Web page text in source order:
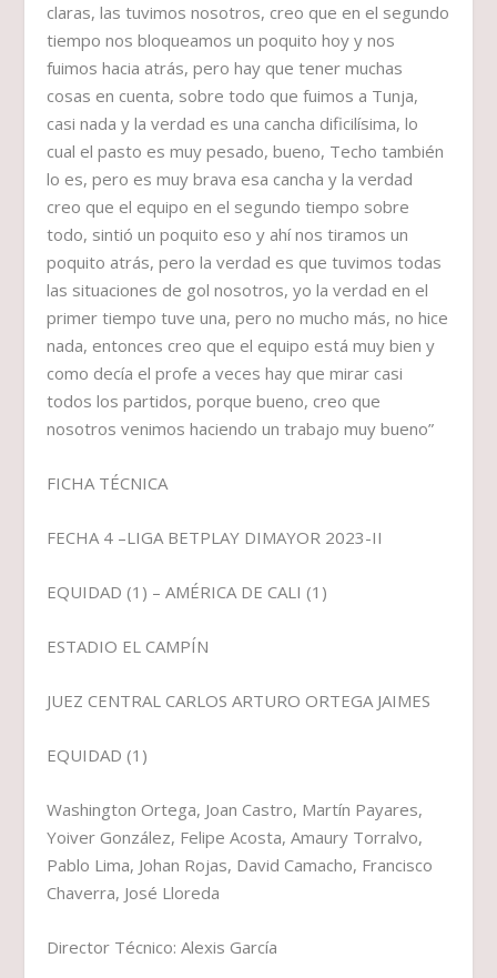
claras, las tuvimos nosotros, creo que en el segundo
tiempo nos bloqueamos un poquito hoy y nos
fuimos hacia atrás, pero hay que tener muchas
cosas en cuenta, sobre todo que fuimos a Tunja,
casi nada y la verdad es una cancha dificilísima, lo
cual el pasto es muy pesado, bueno, Techo también
lo es, pero es muy brava esa cancha y la verdad
creo que el equipo en el segundo tiempo sobre
todo, sintió un poquito eso y ahí nos tiramos un
poquito atrás, pero la verdad es que tuvimos todas
las situaciones de gol nosotros, yo la verdad en el
primer tiempo tuve una, pero no mucho más, no hice
nada, entonces creo que el equipo está muy bien y
como decía el profe a veces hay que mirar casi
todos los partidos, porque bueno, creo que
nosotros venimos haciendo un trabajo muy bueno”
FICHA TÉCNICA
FECHA 4 –LIGA BETPLAY DIMAYOR 2023-II
EQUIDAD (1) – AMÉRICA DE CALI (1)
ESTADIO EL CAMPÍN
JUEZ CENTRAL CARLOS ARTURO ORTEGA JAIMES
EQUIDAD (1)
Washington Ortega, Joan Castro, Martín Payares,
Yoiver González, Felipe Acosta, Amaury Torralvo,
Pablo Lima, Johan Rojas, David Camacho, Francisco
Chaverra, José Lloreda
Director Técnico: Alexis García